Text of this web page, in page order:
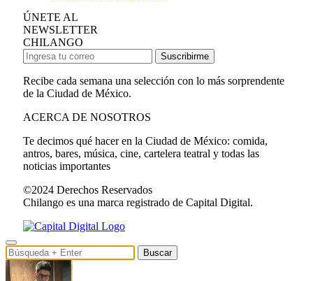
ÚNETE AL
NEWSLETTER
CHILANGO
Suscribirme
Recibe cada semana una selección con lo más sorprendente
de la Ciudad de México.
ACERCA DE NOSOTROS
Te decimos qué hacer en la Ciudad de México: comida,
antros, bares, música, cine, cartelera teatral y todas las
noticias importantes
©2024 Derechos Reservados
Chilango es una marca registrado de Capital Digital.
Buscar